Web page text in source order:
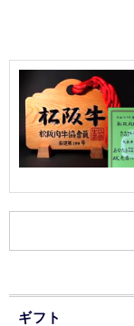
ギフト